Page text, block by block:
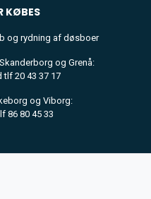
KØBES
og rydning af døsboer
og Grenå:
tlf 20 43 37 17
og Viborg:
86 80 45 33